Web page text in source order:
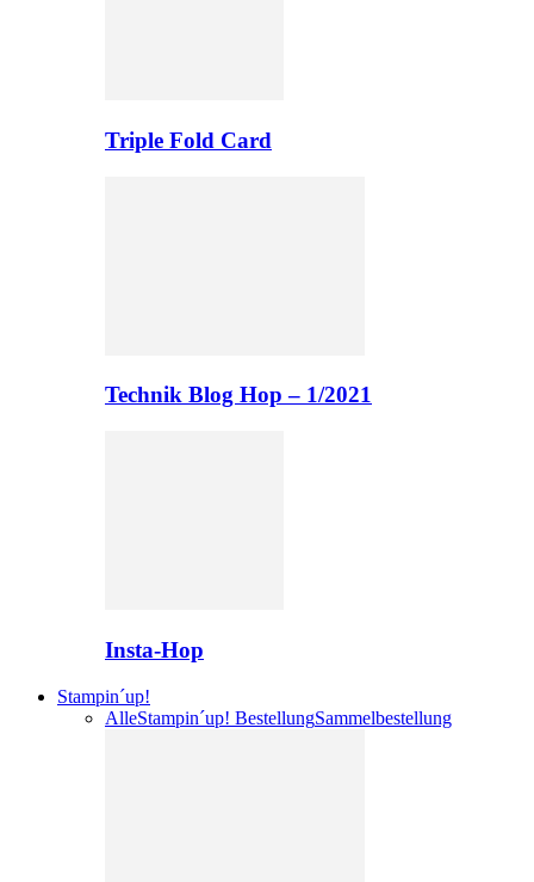
Triple Fold Card
Technik Blog Hop – 1/2021
Insta-Hop
Stampin´up!
AlleStampin´up! BestellungSammelbestellung